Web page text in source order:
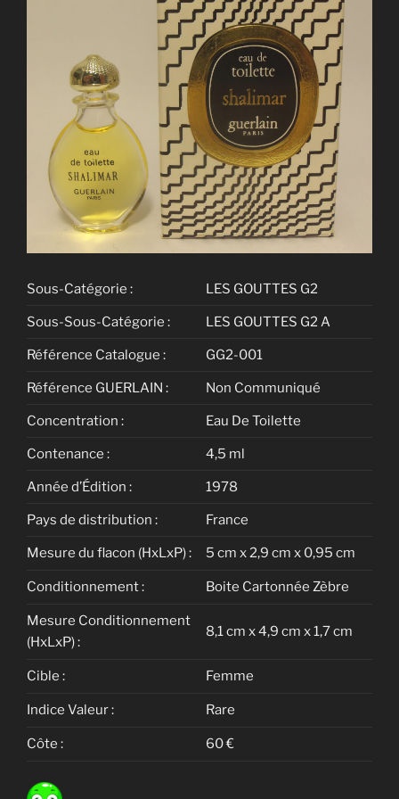
Sous-Catégorie : LES GOUTTES G2
Sous-Sous-Catégorie : LES GOUTTES G2 A
Référence Catalogue : GG2-001
Référence GUERLAIN : Non Communiqué
Concentration : Eau De Toilette
Contenance : 4,5 ml
Année d’Édition : 1978
Pays de distribution : France
Mesure du flacon (HxLxP) : 5 cm x 2,9 cm x 0,95 cm
Conditionnement : Boite Cartonnée Zèbre
Mesure Conditionnement
(HxLxP) :
8,1 cm x 4,9 cm x 1,7 cm
Cible : Femme
Indice Valeur : Rare
Côte : 60 €